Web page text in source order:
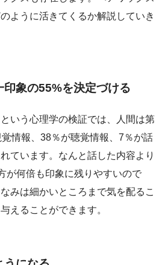
ように活きてくるか解説していき
象の55%を決定づける
いう心理学の検証では、人間は第
情報、38％が聴覚情報、7％が話
ています。なんと話した内容より
が何倍も印象に残りやすいので
みは細かいところまで気を配るこ
えることができます。